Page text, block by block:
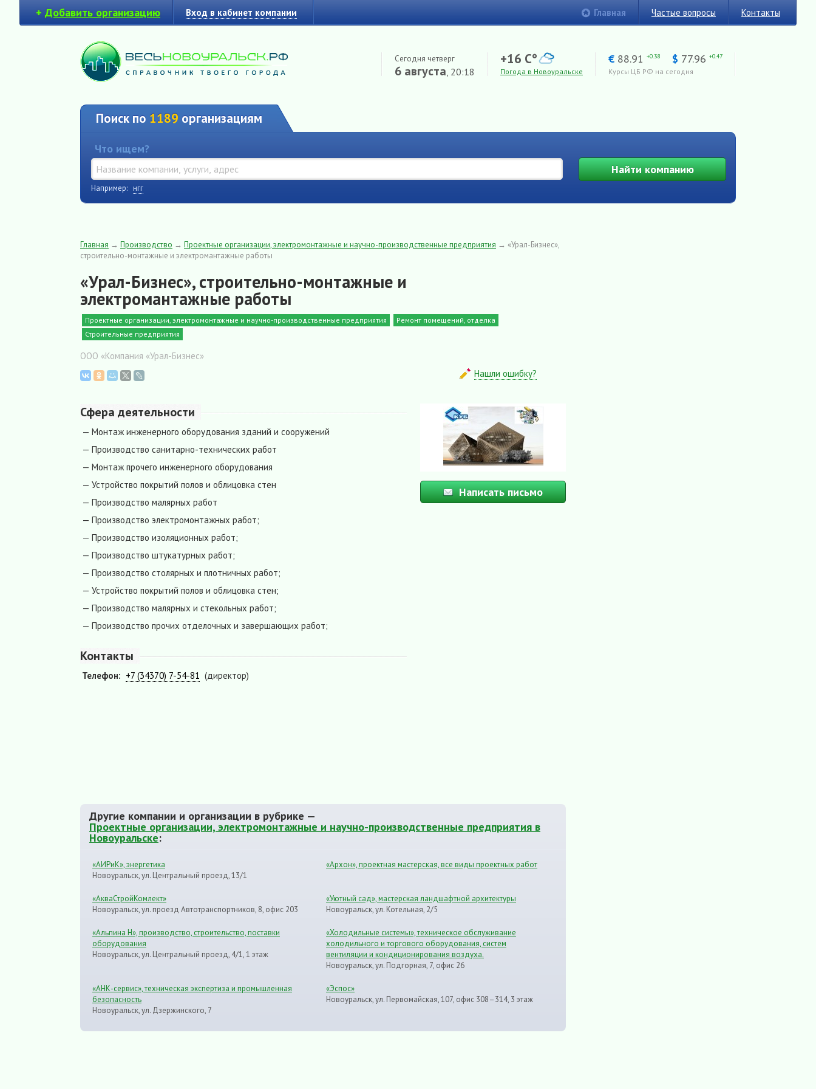
+ Добавить организацию Вход в кабинет компании Главная Частые вопросы Контакты
Сегодня четверг
6 августа, 20:18
+16 C°
Погода в Новоуральске
€ 88.91 +0.38 $ 77.96 +0.47
Курсы ЦБ РФ на сегодня
Поиск по 1189 организациям
Что ищем?
Найтикомпанию
Например: нгг
Главная → Производство → Проектные организации, электромонтажные и научно-производственные предприятия → «Урал-Бизнес»,
строительно-монтажные и электромантажные работы
«Урал-Бизнес», строительно-монтажные и
электромантажные работы
Проектные организации, электромонтажные и научно-производственные предприятия
Ремонт помещений, отделка
Строительные предприятия
ООО «Компания «Урал-Бизнес»
Нашли ошибку?
Сфера деятельности
— Монтаж инженерного оборудования зданий и сооружений
— Производство санитарно-технических работ
— Монтаж прочего инженерного оборудования
— Устройство покрытий полов и облицовка стен
— Производство малярных работ
— Производство электромонтажных работ;
— Производство изоляционных работ;
— Производство штукатурных работ;
— Производство столярных и плотничных работ;
— Устройство покрытий полов и облицовка стен;
— Производство малярных и стекольных работ;
— Производство прочих отделочных и завершающих работ;
Контакты
Телефон: +7 (34370) 7-54-81 (директор)
Написать письмо
Другие компании и организации в рубрике —
Проектные организации, электромонтажные и научно-производственные предприятия в
Новоуральске:
«АИРиК», энергетика
Новоуральск, ул. Центральный проезд, 13/1
«Архон», проектная мастерская, все виды проектных работ
«АкваСтройКомлект»
Новоуральск, ул. проезд Автотранспортников, 8, офис 203
«Уютный сад», мастерская ландшафтной архитектуры
Новоуральск, ул. Котельная, 2/5
«Альпина Н», производство, строительство, поставки
оборудования
Новоуральск, ул. Центральный проезд, 4/1, 1 этаж
«Холодильные системы», техническое обслуживание
холодильного и торгового оборудования, систем
вентиляции и кондиционирования воздуха.
Новоуральск, ул. Подгорная, 7, офис 26
«АНК-сервис», техническая экспертиза и промышленная
безопасность
Новоуральск, ул. Дзержинского, 7
«Эспос»
Новоуральск, ул. Первомайская, 107, офис 308–314, 3 этаж